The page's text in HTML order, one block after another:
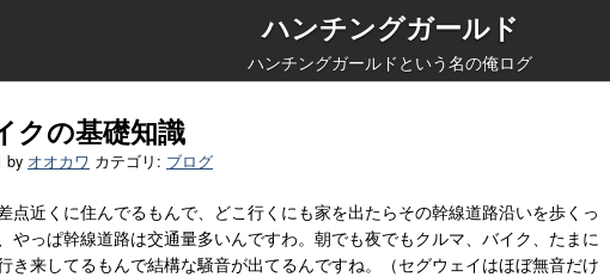
ハンチングガールド
ハンチングガールドという名の俺ログ
クの基礎知識
by オオカワ カテゴリ: ブログ
点近くに住んでるもんで、どこ行くにも家を出たらその幹線道路沿いを歩くっ
やっぱ幹線道路は交通量多いんですわ。朝でも夜でもクルマ、バイク、たまに
き来してるもんで結構な騒音が出てるんですね。（セグウェイはほぼ無音だけ